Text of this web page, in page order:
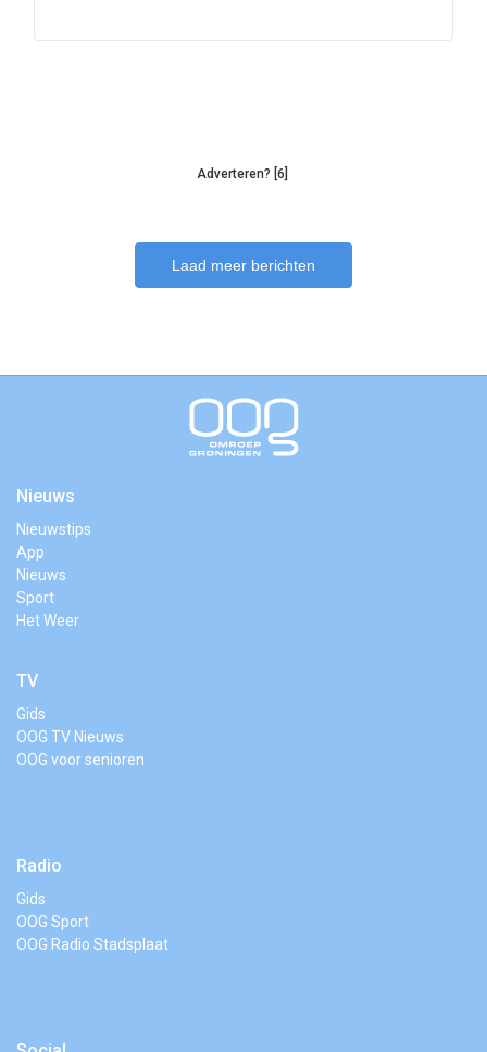
Adverteren? [6]
Laad meer berichten
Nieuws
Nieuwstips
App
Nieuws
Sport
Het Weer
TV
Gids
OOG TV Nieuws
OOG voor senioren
Radio
Gids
OOG Sport
OOG Radio Stadsplaat